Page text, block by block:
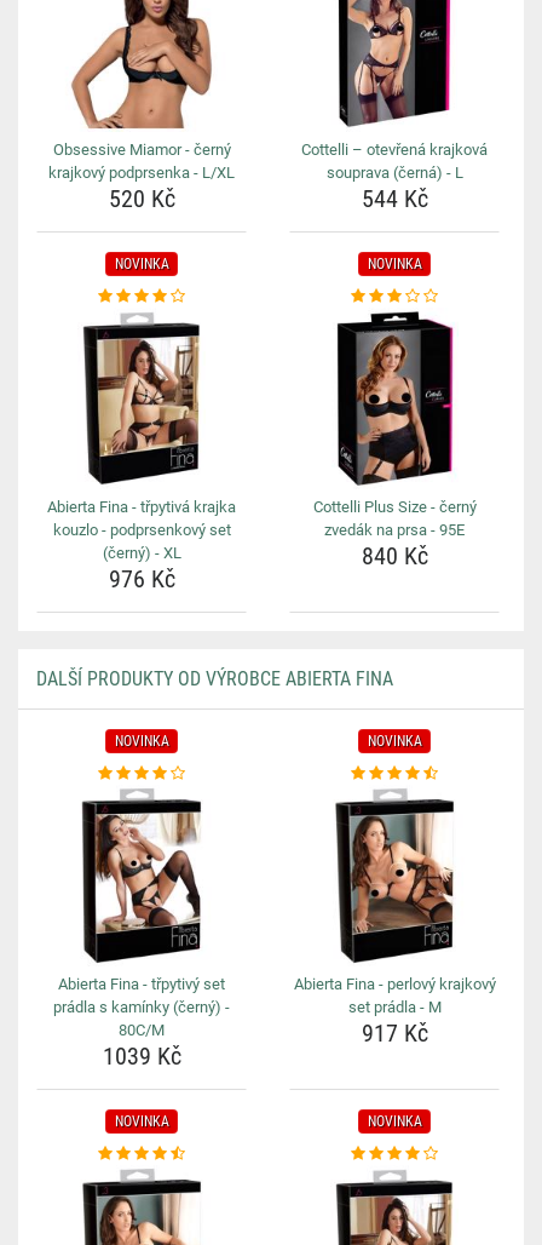
Obsessive Miamor - černý
krajkový podprsenka - L/XL
520 Kč
Cottelli – otevřená krajková
souprava (černá) - L
544 Kč
NOVINKA
Abierta Fina - třpytivá krajka
kouzlo - podprsenkový set
(černý) - XL
976 Kč
NOVINKA
Cottelli Plus Size - černý
zvedák na prsa - 95E
840 Kč
DALŠÍ PRODUKTY OD VÝROBCE ABIERTA FINA
NOVINKA
Abierta Fina - třpytivý set
prádla s kamínky (černý) -
80C/M
1039 Kč
NOVINKA
Abierta Fina - perlový krajkový
set prádla - M
917 Kč
NOVINKA NOVINKA